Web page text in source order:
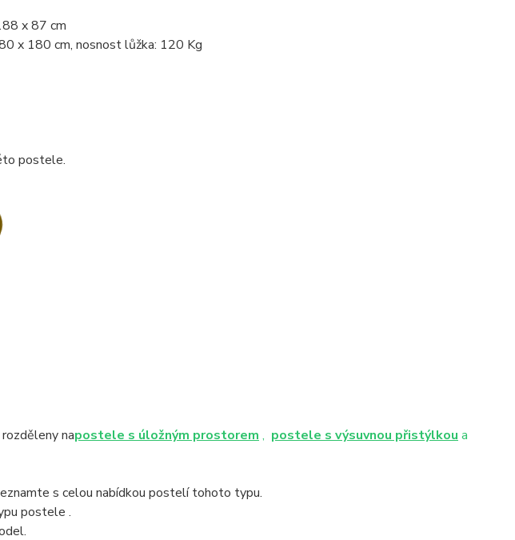
x 87 cm
x 180 cm, nosnost lůžka: 120 Kg
postele.
napostele s úložným prostorem , postele s výsuvnou přistýlkou a
s celou nabídkou postelí tohoto typu.
postele .